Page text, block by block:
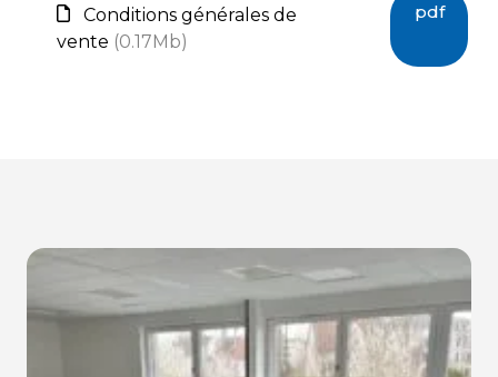
Conditions générales de
vente (0.17Mb)
pdf